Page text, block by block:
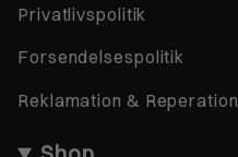
Privatlivspolitik
Forsendelsespolitik
Reklamation & Reperation